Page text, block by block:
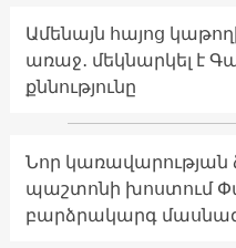
Ամենայն հայոց
առաջ․ մեկնարկել է
քննությունը
Նոր կառավարության
պաշտոնի խոստում
բարձրակարգ